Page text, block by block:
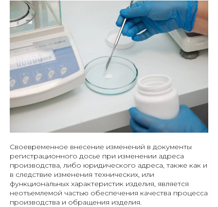
Своевременное внесение изменений в документы
регистрационного досье при изменении адреса
производства, либо юридического адреса, также как и
в следствие изменения технических, или
функциональных характеристик изделия, является
неотъемлемой частью обеспечения качества процесса
производства и обращения изделия.